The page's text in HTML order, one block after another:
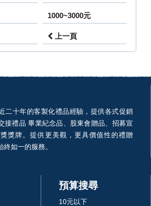
1000~3000元
上一頁
二十年的客製化禮品經驗，提供各式促銷
接禮品 畢業紀念品、股東會贈品、招募宣
獎牌。提供更美觀，更具價值性的禮贈
如一的服務。
預算搜尋
10元以下